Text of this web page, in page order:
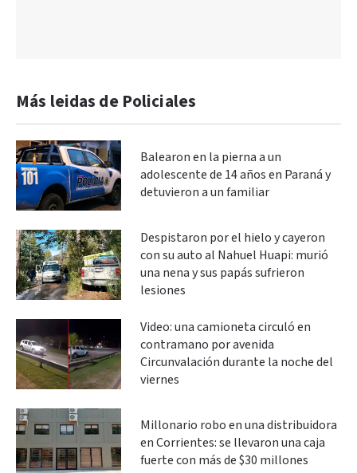
Más leidas de Policiales
Balearon en la pierna a un
adolescente de 14 años en Paraná y
detuvieron a un familiar
Despistaron por el hielo y cayeron
con su auto al Nahuel Huapi: murió
una nena y sus papás sufrieron
lesiones
Video: una camioneta circuló en
contramano por avenida
Circunvalación durante la noche del
viernes
Millonario robo en una distribuidora
en Corrientes: se llevaron una caja
fuerte con más de $30 millones